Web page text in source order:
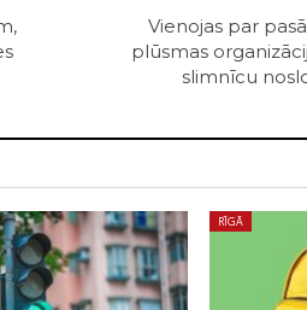
Vienojas par
plūsmas
slimnīcu
RĪGĀ